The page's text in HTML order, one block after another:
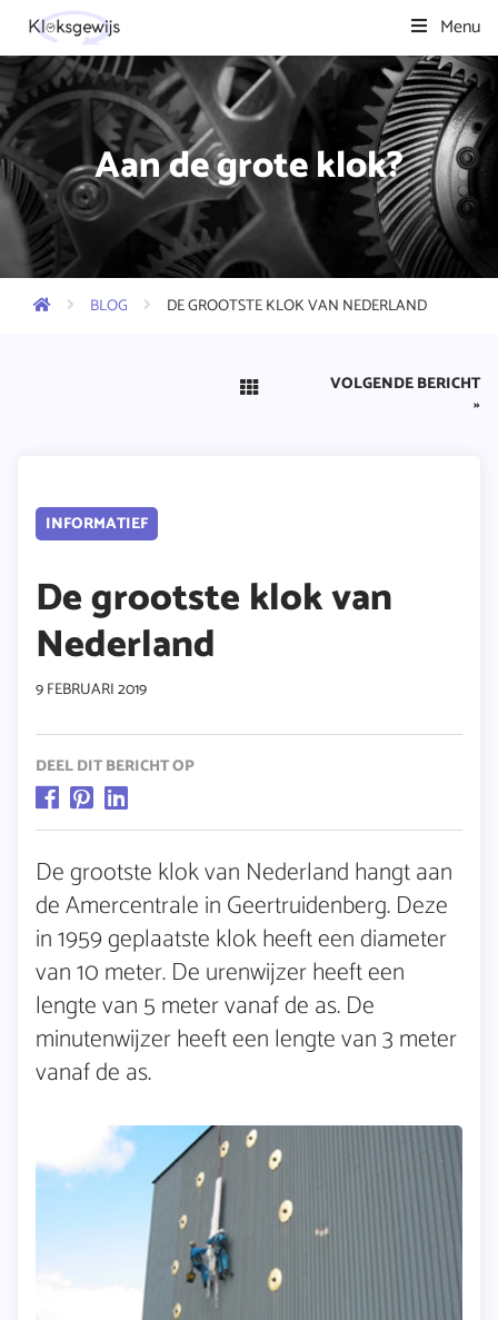
Menu
Aan de grote klok?
BLOG DE GROOTSTE KLOK VAN NEDERLAND
VOLGENDE BERICHT
»
INFORMATIEF
De grootste klok van
Nederland
9 FEBRUARI 2019
DEEL DIT BERICHT OP
De grootste klok van Nederland hangt aan
de Amercentrale in Geertruidenberg. Deze
in 1959 geplaatste klok heeft een diameter
van 10 meter. De urenwijzer heeft een
lengte van 5 meter vanaf de as. De
minutenwijzer heeft een lengte van 3 meter
vanaf de as.